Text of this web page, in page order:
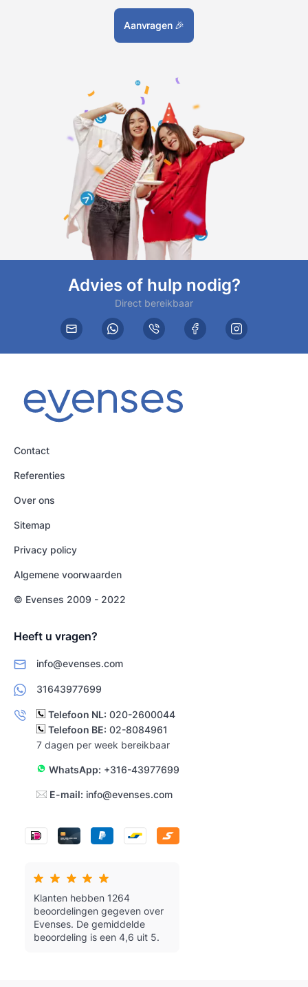
Aanvragen 🎉
Advies of hulp nodig?
Direct bereikbaar
Contact
Referenties
Over ons
Sitemap
Privacy policy
Algemene voorwaarden
© Evenses 2009 - 2022
Heeft u vragen?
info@evenses.com
31643977699
Telefoon NL: 020-2600044
Telefoon BE: 02-8084961
7 dagen per week bereikbaar
WhatsApp: +316-43977699
E-mail: info@evenses.com
Klanten hebben 1264
beoordelingen gegeven over
Evenses. De gemiddelde
beoordeling is een 4,6 uit 5.